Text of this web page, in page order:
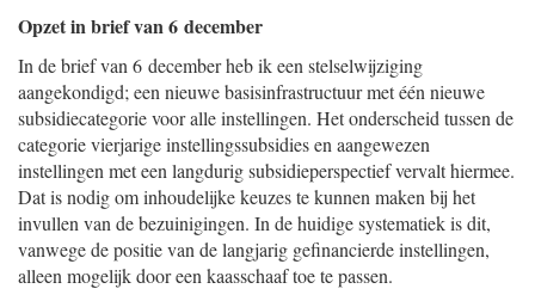
Opzet in brief van 6 december
In de brief van 6 december heb ik een stelselwijziging
aangekondigd; een nieuwe basisinfrastructuur met één nieuwe
subsidiecategorie voor alle instellingen. Het onderscheid tussen de
categorie vierjarige instellingssubsidies en aangewezen
instellingen met een langdurig subsidieperspectief vervalt hiermee.
Dat is nodig om inhoudelijke keuzes te kunnen maken bij het
invullen van de bezuinigingen. In de huidige systematiek is dit,
vanwege de positie van de langjarig gefinancierde instellingen,
alleen mogelijk door een kaasschaaf toe te passen.